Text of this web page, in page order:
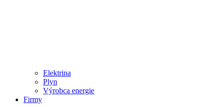
Elektrina
Plyn
Výrobca energie
Firmy